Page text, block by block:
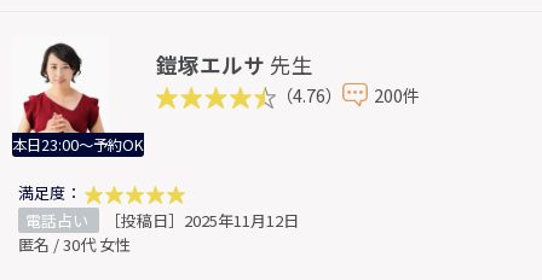
本日23:00～予約OK
鎧塚エルサ 先生
（4.76） 200件
満足度：
電話占い
［投稿日］2025年11月12日
匿名 / 30代 女性